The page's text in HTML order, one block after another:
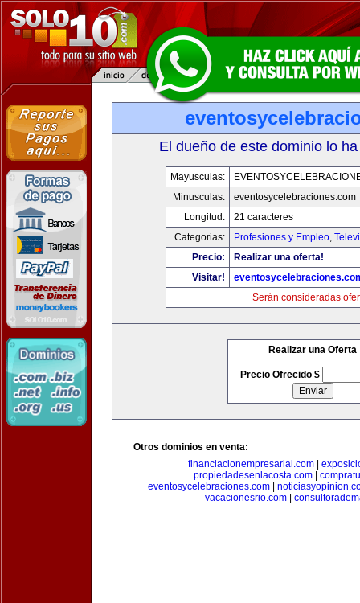
El dueño de este dominio lo
Mayusculas:
Minusculas:
eventosycelebraciones.com
Longitud:
21 caracteres
Categorias:
Profesiones y Empleo,
Precio:
Realizar una oferta!
Visitar!
Serán consideradas
Realizar una Oferta
Precio Ofrecido $
Otros dominios en venta:
financiacionempresarial.com
propiedadesenlacosta.com
eventosycelebraciones.com|
vacacionesrio.com